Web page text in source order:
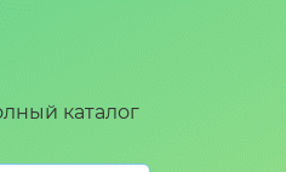
каталог